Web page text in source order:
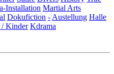
Installation Martial Arts
Dokufiction - Austellung Halle
/ Kinder Kdrama